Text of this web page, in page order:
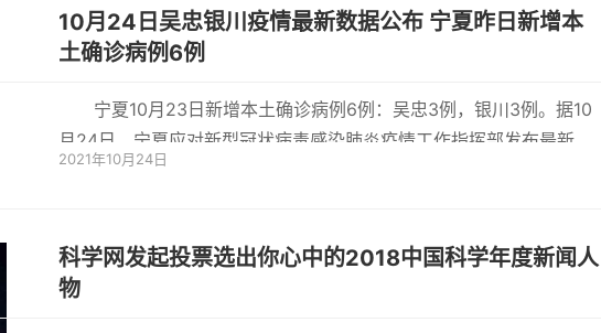
10月24日吴忠银川疫情最新数据公布 宁夏昨日新增本
土确诊病例6例
宁夏10月23日新增本土确诊病例6例：吴忠3例，银川3例。据10
月24日，宁夏应对新型冠状病毒感染肺炎疫情工作指挥部发布最新全
区新型冠状病毒
2021年10月24日
科学网发起投票选出你心中的2018中国科学年度新闻人
物